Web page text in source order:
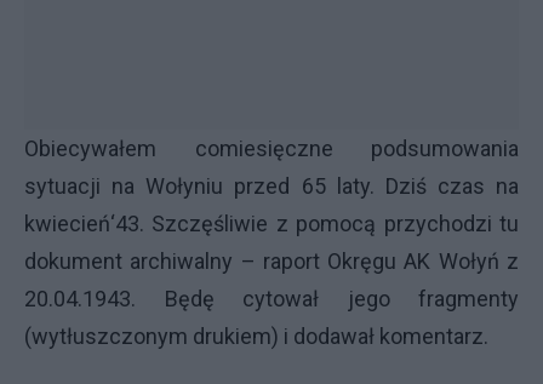
Obiecywałem comiesięczne podsumowania
sytuacji na Wołyniu przed 65 laty. Dziś czas na
kwiecień‘43. Szczęśliwie z pomocą przychodzi tu
dokument archiwalny – raport Okręgu AK Wołyń z
20.04.1943. Będę cytował jego fragmenty
(wytłuszczonym drukiem) i dodawał komentarz.